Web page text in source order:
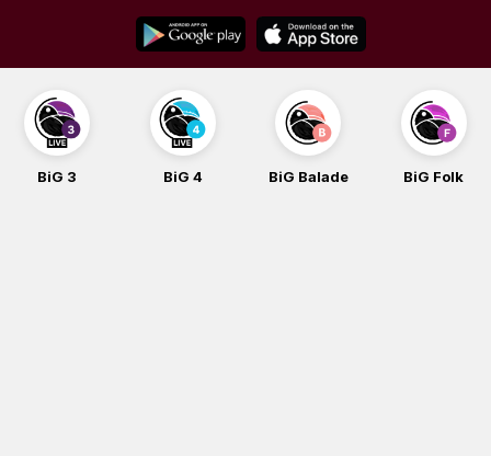
content
BiG 3 BiG 4 BiG Balade BiG Folk